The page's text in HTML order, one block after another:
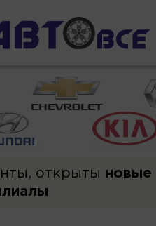
открыты новые